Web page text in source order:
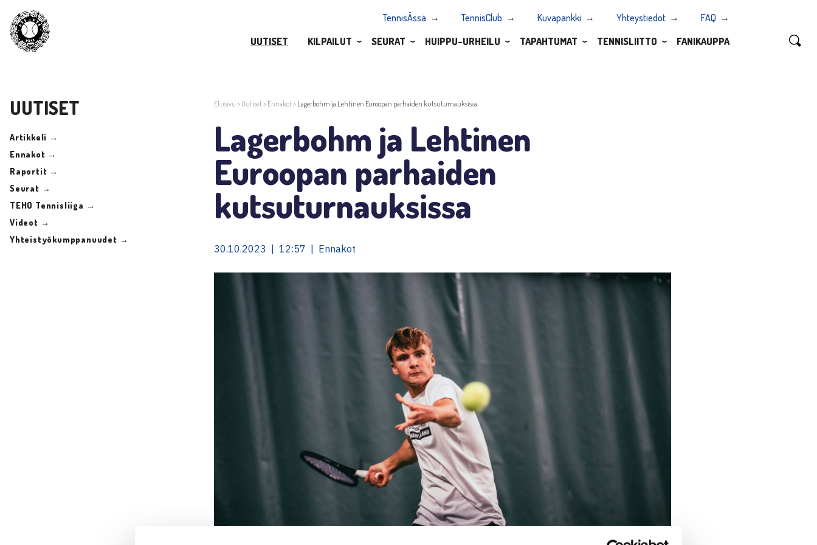
TennisÄssä TennisClub Kuvapankki Yhteystiedot
FAQ
UUTISET
KILPAILUT SEURAT HUIPPU-URHEILU TAPAHTUMAT TENNISLIITTO FANIKAUPPA
UUTISET
Artikkeli →
Ennakot →
Raportit →
Seurat →
TEHO Tennisliiga →
Videot →
Yhteistyökumppanuudet →
Etusivu > Uutiset> Ennakot> Lagerbohm ja Lehtinen Euroopan parhaiden kutsuturnauksissa
Lagerbohm ja Lehtinen
Euroopan parhaiden
kutsuturnauksissa
30.10.2023 | 12:57 | Ennakot